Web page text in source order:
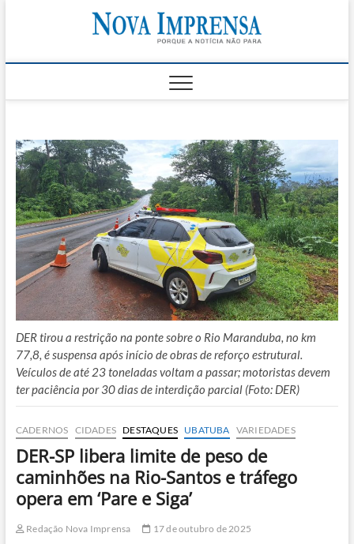
SÃO SEBASTIÃO,
DER tirou a restrição na ponte sobre o Rio Maranduba, no km
77,8, é suspensa após início de obras de reforço estrutural.
Veículos de até 23 toneladas voltam a passar; motoristas devem
ter paciência por 30 dias de interdição parcial (Foto: DER)
CADERNOS CIDADES DESTAQUES UBATUBA VARIEDADES
DER-SP libera limite de peso de
caminhões na Rio-Santos e tráfego
opera em ‘Pare e Siga’
Redação Nova Imprensa
17 de outubro de 2025